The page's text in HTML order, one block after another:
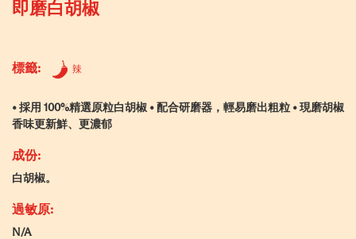
即磨白胡椒
標籤: 辣
• 採用 100%精選原粒白胡椒 • 配合研磨器，輕易磨出粗粒 • 現磨胡椒
香味更新鮮、更濃郁
成份:
白胡椒。
過敏原:
N/A